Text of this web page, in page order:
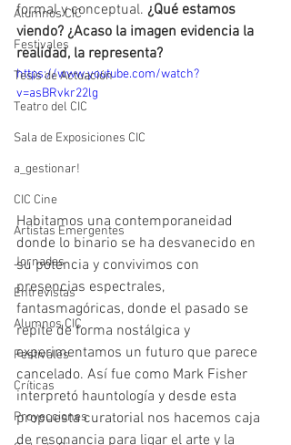
Alumnos CIC
Festivales
Tesis de Actuación
Teatro del CIC
Sala de Exposiciones CIC
a_gestionar!
CIC Cine
Artistas Emergentes
Jornadas
Entrevistas
Alumnos CIC
Festivales
Críticas
Proyecciones
formal y conceptual. ¿Qué estamos
viendo? ¿Acaso la imagen evidencia la
realidad, la representa?
https://www.youtube.com/watch?
v=asBRvkr22lg
Habitamos una contemporaneidad
donde lo binario se ha desvanecido en
su potencia y convivimos con
presencias espectrales,
fantasmagóricas, donde el pasado se
repite de forma nostálgica y
experimentamos un futuro que parece
cancelado. Así fue como Mark Fisher
interpretó hauntología y desde esta
propuesta curatorial nos hacemos caja
de resonancia para ligar el arte y la